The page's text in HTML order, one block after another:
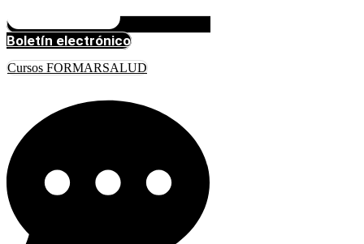
Boletín electrónico
Cursos FORMARSALUD